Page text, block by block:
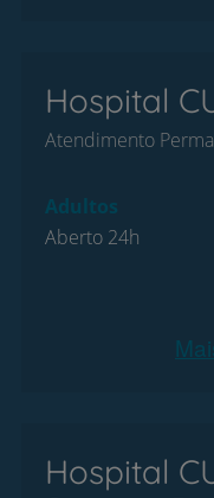
Hospital
Atendimento
Adultos
Aberto 24h
Hospital